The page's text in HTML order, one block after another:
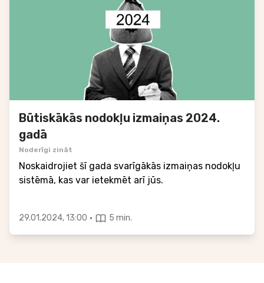
Būtiskākās nodokļu izmaiņas 2024.
gadā
Noderīgi zināt
Noskaidrojiet šī gada svarīgākās izmaiņas nodokļu
sistēmā, kas var ietekmēt arī jūs.
29.01.2024, 13:00 · 5 min.